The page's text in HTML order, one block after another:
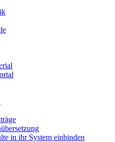
in ihr System einbinden